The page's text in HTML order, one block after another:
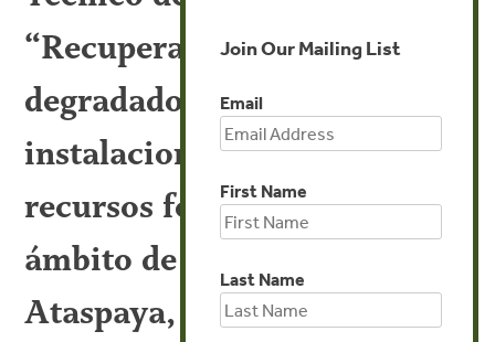
“Recuperación de los suelos
degradados mediante la
instalacion y manejo de
recursos forestales en el
ámbito de las localidades de
Ataspaya, Solajo, Saylapa,
Join Our Mailing List
Email
First Name
Last Name